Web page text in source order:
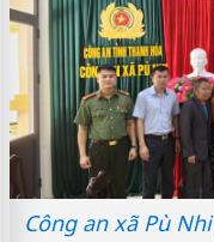
Công an xã Pù